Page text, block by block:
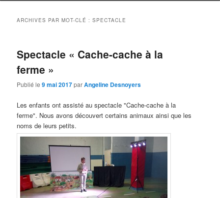
ARCHIVES PAR MOT-CLÉ :SPECTACLE
Spectacle « Cache-cache à la
ferme »
Publié le9 mai 2017parAngeline Desnoyers
Les enfants ont assisté au spectacle "Cache-cache à la
ferme". Nous avons découvert certains animaux ainsi que les
noms de leurs petits.